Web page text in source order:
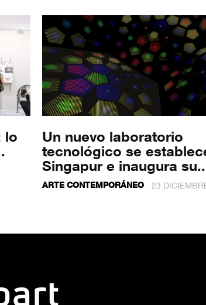
lo
Un nuevo laboratorio
tecnológico se
Singapur e inaugura
ARTE CONTEMPORÁNEO 23